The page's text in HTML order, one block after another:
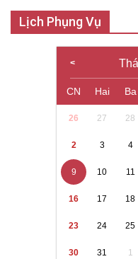
Lịch Phụng Vụ
CN Hai Ba
26 27 28
2 3 4
9 10 11
16 17 18
23 24 25
30 31 1